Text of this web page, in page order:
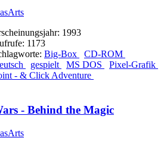
1993
1173
Big-Box
CD-ROM
gespielt MS DOS
Pixel-Grafik
- & Click Adventure
- Behind the Magic